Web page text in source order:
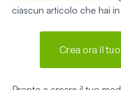
ciascun articolo che hai
Crea ora il